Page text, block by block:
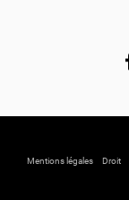
Mentions légales Droit